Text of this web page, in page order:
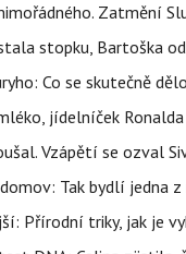
Zatmění
stopku, Bartoška
Co se skutečně
jídelníček
Vzápětí se ozval
Tak bydlí jedna
Přírodní triky, jak je